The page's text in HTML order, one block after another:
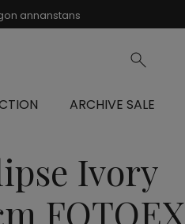
annanstans
ARCHIVE SALE
Ivory
FOTOEX